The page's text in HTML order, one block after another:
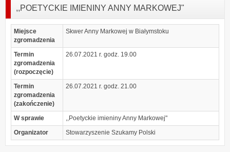
,,POETYCKIE IMIENINY ANNY MARKOWEJ"
Miejsce
zgromadzenia
Skwer Anny Markowej w Białymstoku
Termin
zgromadzenia
(rozpoczęcie)
26.07.2021 r. godz. 19.00
Termin
zgromadzenia
(zakończenie)
26.07.2021 r. godz. 21.00
W sprawie
,,Poetyckie imieniny Anny Markowej"
Organizator
Stowarzyszenie Szukamy Polski